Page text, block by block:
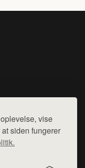
vise
siden fungerer
til de shops,